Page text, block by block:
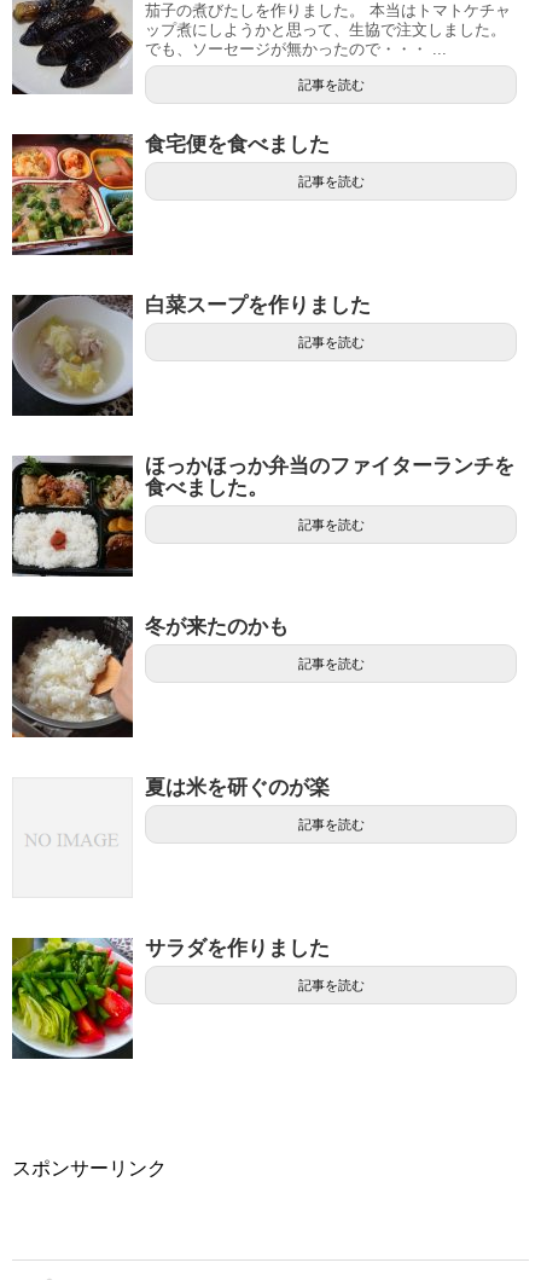
茄子の煮びたしを作りました。 本当はトマトケチャ
ップ煮にしようかと思って、生協で注文しました。
でも、ソーセージが無かったので・・・ ...
記事を読む
食宅便を食べました
記事を読む
白菜スープを作りました
記事を読む
ほっかほっか弁当のファイターランチを
食べました。
記事を読む
冬が来たのかも
記事を読む
夏は米を研ぐのが楽
記事を読む
サラダを作りました
記事を読む
スポンサーリンク